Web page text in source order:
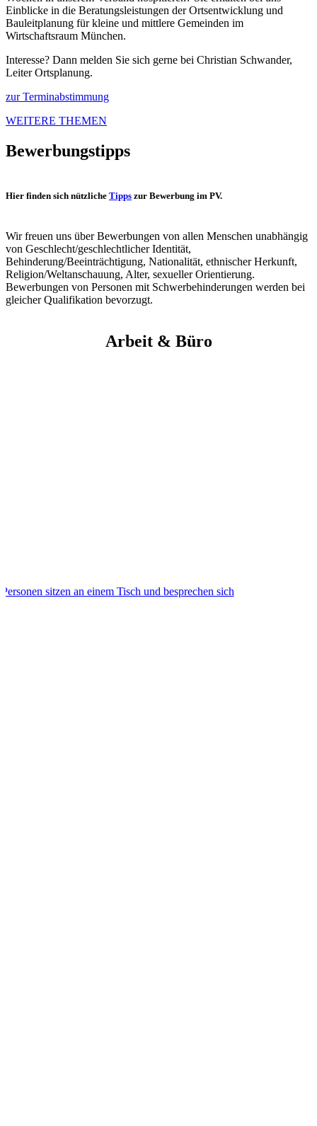
Einblicke in die Beratungsleistungen der Ortsentwicklung und
Bauleitplanung für kleine und mittlere Gemeinden im
Wirtschaftsraum München.
Interesse? Dann melden Sie sich gerne bei Christian Schwander,
Leiter Ortsplanung.
zur Terminabstimmung
WEITERE THEMEN
Bewerbungstipps
Hier finden sich nützliche Tipps zur Bewerbung im PV.
Wir freuen uns über Bewerbungen von allen Menschen unabhängig
von Geschlecht/geschlechtlicher Identität,
Behinderung/Beeinträchtigung, Nationalität, ethnischer Herkunft,
Religion/Weltanschauung, Alter, sexueller Orientierung.
Bewerbungen von Personen mit Schwerbehinderungen werden bei
gleicher Qualifikation bevorzugt.
Arbeit & Büro